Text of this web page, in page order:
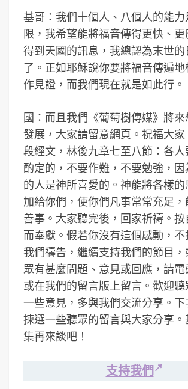
基哥：我們十個人、八個人的能力
限，我希望能將福音傳得更快、
得到天國的訊息，我總認為末世的
了。正如耶穌說你要將福音傳遍
作見證，而我們現在就是如此行。
國：而且我們《葡萄樹傳媒》將
發展，大家請留意網頁。祝福大
段經文，林後九章七至八節：各
酌定的，不要作難，不要勉強，
的人是神所喜愛的。神能將各樣
加給你們，使你們凡事常常充足
善事。大家聽完後，回家祈禱。
而奉獻。假若你沒有這個感動，
我們禱告，繼續支持我們的節目
眾有甚麼問題、意見或回應，請電
或在我們的留言版上留言。歡迎聽
一些意見，多與我們交流分享。
揀選一些聽眾的留言與大家分享
集再來談吧！
支持我們